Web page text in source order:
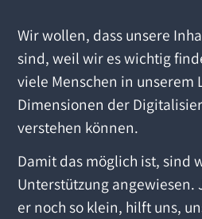
Wir wollen, dass unsere
sind, weil wir es wichtig
viele Menschen in unserem
Dimensionen der
verstehen können.
Damit das möglich ist, sind
Unterstützung angewiesen.
er noch so klein, hilft uns,